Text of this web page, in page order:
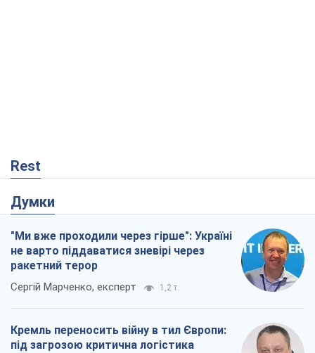
Rest
Думки
"Ми вже проходили через гірше": Україні
не варто піддаватися зневірі через
ракетний терор
Сергій Марченко, експерт 1,2 т.
Кремль переносить війну в тил Європи:
під загрозою критична логістика